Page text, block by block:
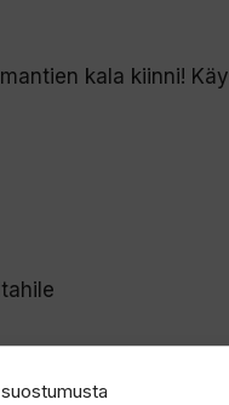
kala kiinni! Käy